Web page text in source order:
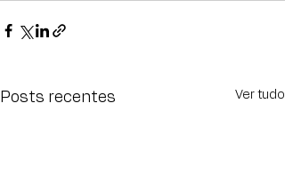
Posts recentes Ver tudo